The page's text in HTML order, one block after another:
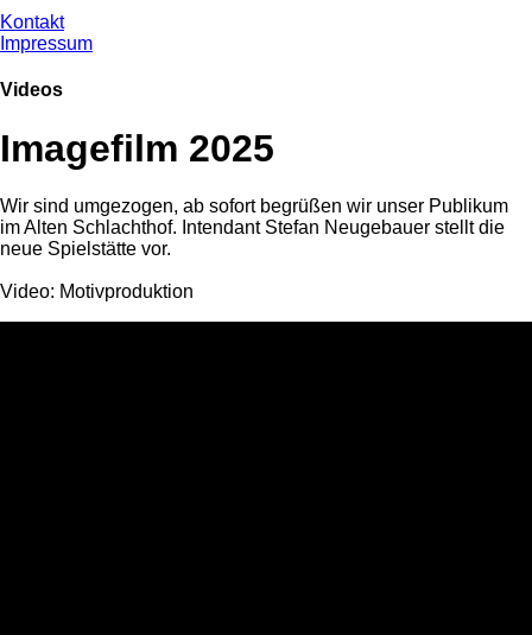
Kontakt
Impressum
Videos
Imagefilm 2025
Wir sind umgezogen, ab sofort begrüßen wir unser Publikum
im Alten Schlachthof. Intendant Stefan Neugebauer stellt die
neue Spielstätte vor.
Video: Motivproduktion